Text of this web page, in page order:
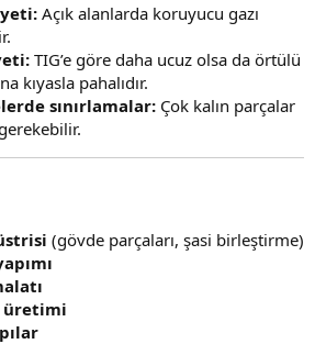
Açık alanlarda koruyucu gazı
TIG’e göre daha ucuz olsa da örtülü
kıyasla pahalıdır.
sınırlamalar: Çok kalın parçalar
(gövde parçaları, şasi birleştirme)
üretimi